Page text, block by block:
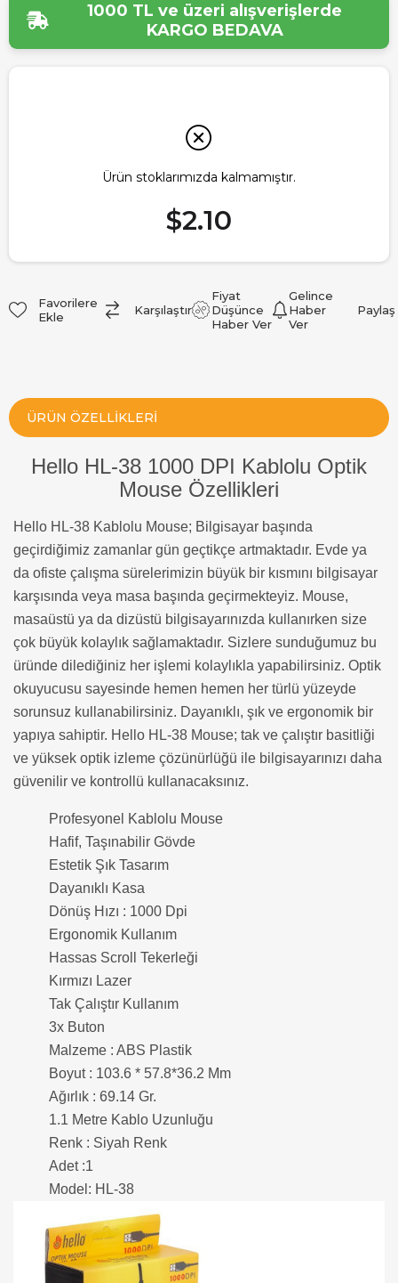
1000 TL ve üzeri alışverişlerde
KARGO BEDAVA
Ürün stoklarımızda kalmamıştır.
$2.10
Favorilere
Ekle
Karşılaştır
Fiyat
Düşünce
Haber Ver
Gelince
Haber
Ver
Paylaş
ÜRÜN ÖZELLIKLERI
Hello HL-38 1000 DPI Kablolu Optik
Mouse Özellikleri
Hello HL-38 Kablolu Mouse; Bilgisayar başında
geçirdiğimiz zamanlar gün geçtikçe artmaktadır. Evde ya
da ofiste çalışma sürelerimizin büyük bir kısmını bilgisayar
karşısında veya masa başında geçirmekteyiz. Mouse,
masaüstü ya da dizüstü bilgisayarınızda kullanırken size
çok büyük kolaylık sağlamaktadır. Sizlere sunduğumuz bu
üründe dilediğiniz her işlemi kolaylıkla yapabilirsiniz. Optik
okuyucusu sayesinde hemen hemen her türlü yüzeyde
sorunsuz kullanabilirsiniz. Dayanıklı, şık ve ergonomik bir
yapıya sahiptir. Hello HL-38 Mouse; tak ve çalıştır basitliği
ve yüksek optik izleme çözünürlüğü ile bilgisayarınızı daha
güvenilir ve kontrollü kullanacaksınız.
Profesyonel Kablolu Mouse
Hafif, Taşınabilir Gövde
Estetik Şık Tasarım
Dayanıklı Kasa
Dönüş Hızı : 1000 Dpi
Ergonomik Kullanım
Hassas Scroll Tekerleği
Kırmızı Lazer
Tak Çalıştır Kullanım
3x Buton
Malzeme : ABS Plastik
Boyut : 103.6 * 57.8*36.2 Mm
Ağırlık : 69.14 Gr.
1.1 Metre Kablo Uzunluğu
Renk : Siyah Renk
Adet :1
Model: HL-38